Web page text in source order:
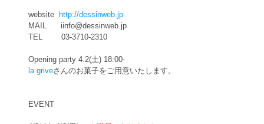
website
http://dessinweb.jp
MAIL      iinfo@dessinweb.jp
TEL        03-3710-2310
Opening party 4.2(土) 18:00-
la griveさんのお菓子をご用意いたします。
EVENT